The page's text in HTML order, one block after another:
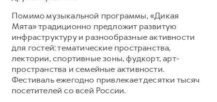
Помимо музыкальной программы, «Дикая
Мята» традиционно предложит развитую
инфраструктуру и разнообразные активности
для гостей: тематические пространства,
лектории, спортивные зоны, фудкорт, арт-
пространства и семейные активности.
Фестиваль ежегодно привлекает десятки тысяч
посетителей со всей России.